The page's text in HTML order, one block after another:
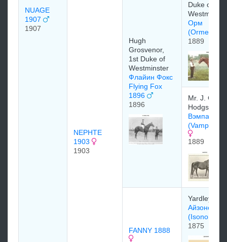
NUAGE
1907
1907
NEPHTE
1903
1903
Hugh
Grosvenor,
1st Duke of
Westminster
Флайин Фокс
Flying Fox
1896
1896
Duke of
Орм
1889
Mr. J. G.
Hodgson
Вэмпайр
1889
FANNY 1888
Yardley
Айзономи
(Isonomy)
1875